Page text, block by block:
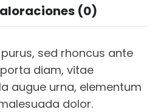
(0)
sed rhoncus ante
diam, vitae
augue urna, elementum
dolor.